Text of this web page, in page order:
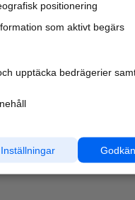
positionering
som aktivt begärs
upptäcka bedrägerier
Inställningar